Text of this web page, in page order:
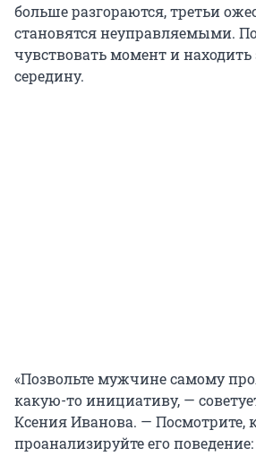
больше разгораются, третьи
становятся неуправляемыми.
чувствовать момент и находить
середину.
«Позвольте мужчине самому
какую-то инициативу, —
Ксения Иванова. — Посмотрите,
проанализируйте его